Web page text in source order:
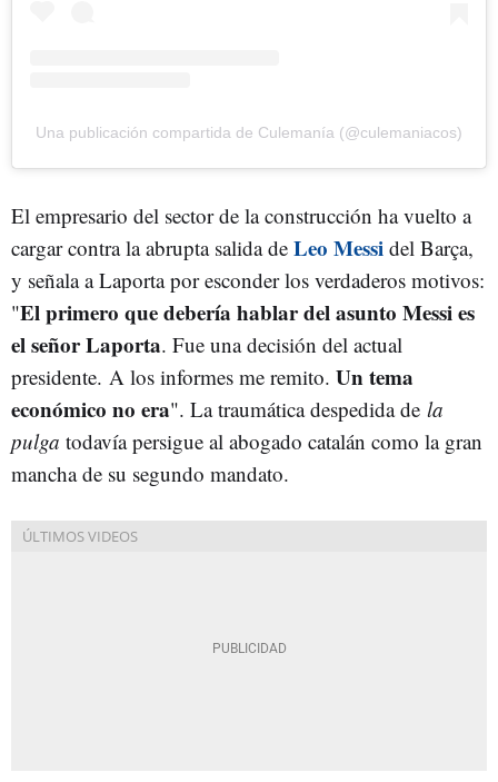
Una publicación compartida de Culemanía (@culemaniacos)
El empresario del sector de la construcción ha vuelto a
cargar contra la abrupta salida de Leo Messi del Barça,
y señala a Laporta por esconder los verdaderos motivos:
"El primero que debería hablar del asunto Messi es
el señor Laporta. Fue una decisión del actual
presidente. A los informes me remito. Un tema
económico no era". La traumática despedida de la
pulga todavía persigue al abogado catalán como la gran
mancha de su segundo mandato.